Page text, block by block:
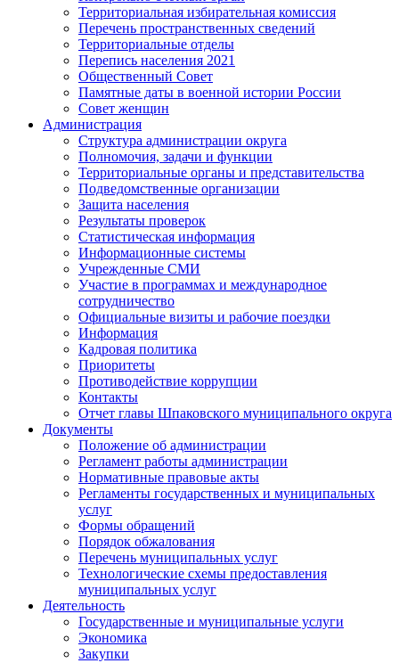
Территориальная избирательная комиссия
Перечень пространственных сведений
Территориальные отделы
Перепись населения 2021
Общественный Совет
Памятные даты в военной истории России
Совет женщин
Администрация
Структура администрации округа
Полномочия, задачи и функции
Территориальные органы и представительства
Подведомственные организации
Защита населения
Результаты проверок
Статистическая информация
Информационные системы
Учрежденные СМИ
Участие в программах и международное
сотрудничество
Официальные визиты и рабочие поездки
Информация
Кадровая политика
Приоритеты
Противодействие коррупции
Контакты
Отчет главы Шпаковского муниципального округа
Документы
Положение об администрации
Регламент работы администрации
Нормативные правовые акты
Регламенты государственных и муниципальных
услуг
Формы обращений
Порядок обжалования
Перечень муниципальных услуг
Технологические схемы предоставления
муниципальных услуг
Деятельность
Государственные и муниципальные услуги
Экономика
Закупки